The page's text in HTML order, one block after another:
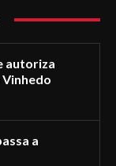
autoriza
Vinhedo
a